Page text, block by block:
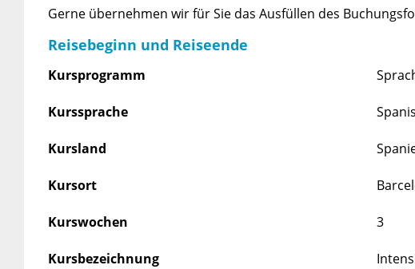
Gerne übernehmen wir für Sie das Ausfüllen des
Reisebeginn und Reiseende
Kursprogramm
Kurssprache
Kursland
Kursort
Kurswochen 3
Kursbezeichnung